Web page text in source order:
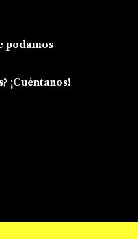
podamos
¡Cuéntanos!